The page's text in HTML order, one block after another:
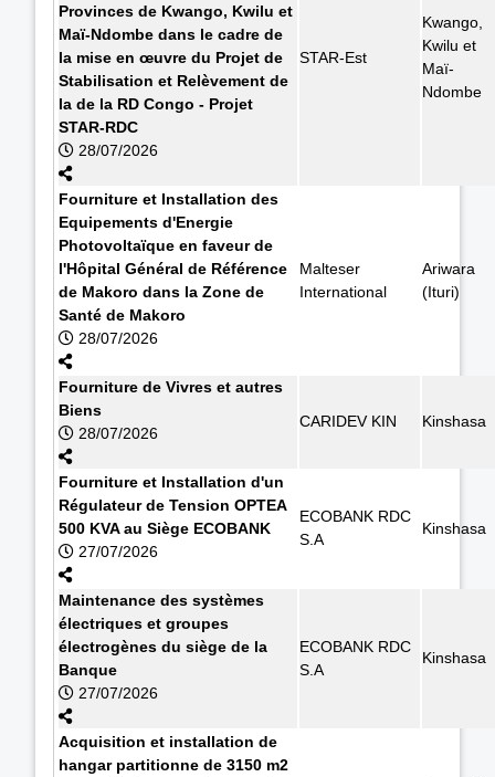
Provinces de Kwango, Kwilu et
Maï-Ndombe dans le cadre de
la mise en œuvre du Projet de
Stabilisation et Relèvement de
la de la RD Congo - Projet
STAR-RDC
28/07/2026
STAR-Est
Kwango,
Kwilu et
Maï-
Ndombe
Fourniture et Installation des
Equipements d'Energie
Photovoltaïque en faveur de
l'Hôpital Général de Référence
de Makoro dans la Zone de
Santé de Makoro
28/07/2026
Malteser
International
Ariwara
(Ituri)
Fourniture de Vivres et autres
Biens
28/07/2026
CARIDEV KIN Kinshasa
Fourniture et Installation d'un
Régulateur de Tension OPTEA
500 KVA au Siège ECOBANK
27/07/2026
ECOBANK RDC
S.A
Kinshasa
Maintenance des systèmes
électriques et groupes
électrogènes du siège de la
Banque
27/07/2026
ECOBANK RDC
S.A
Kinshasa
Acquisition et installation de
hangar partitionne de 3150 m2